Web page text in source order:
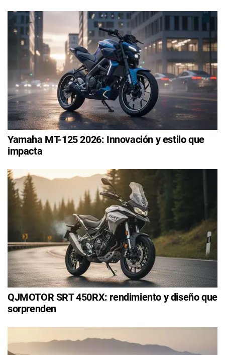
Yamaha MT-125 2026: Innovación y estilo que
impacta
QJMOTOR SRT 450RX: rendimiento y diseño que
sorprenden